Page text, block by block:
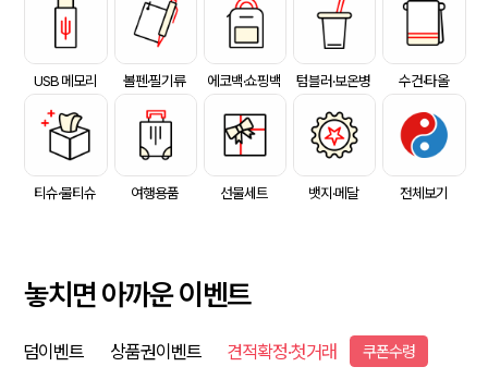
USB 메모리 볼펜·필기류 에코백·쇼핑백 텀블러·보온병 수건·타올
티슈·물티슈 여행용품 선물세트 뱃지·메달 전체보기
놓치면 아까운 이벤트
덤이벤트 상품권이벤트 견적확정·첫거래 쿠폰수령